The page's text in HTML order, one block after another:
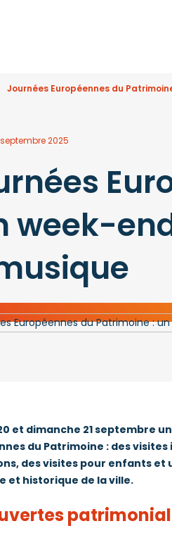
Journées Européennes du
septembre 2025
week-
et dimanche 21 septembre
du Patrimoine : des
des visites pour enfants
et historique de la ville.